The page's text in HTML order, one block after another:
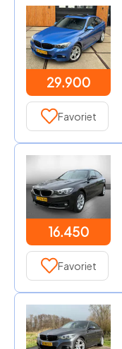
29.900
Favoriet
16.450
Favoriet